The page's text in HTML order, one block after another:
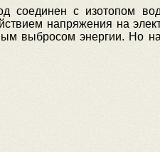
соединен с изотопом
напряжения на
выбросом энергии. Но